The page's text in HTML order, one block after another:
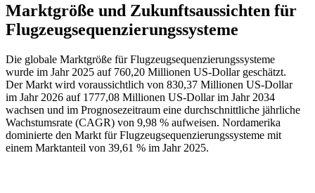
Marktgröße und Zukunftsaussichten für
Flugzeugsequenzierungssysteme
Die globale Marktgröße für Flugzeugsequenzierungssysteme
wurde im Jahr 2025 auf 760,20 Millionen US-Dollar geschätzt.
Der Markt wird voraussichtlich von 830,37 Millionen US-Dollar
im Jahr 2026 auf 1777,08 Millionen US-Dollar im Jahr 2034
wachsen und im Prognosezeitraum eine durchschnittliche jährliche
Wachstumsrate (CAGR) von 9,98 % aufweisen. Nordamerika
dominierte den Markt für Flugzeugsequenzierungssysteme mit
einem Marktanteil von 39,61 % im Jahr 2025.